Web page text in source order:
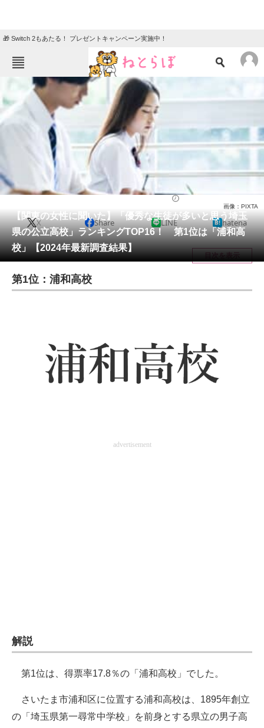
🎁 Switch 2もあたる！ プレゼントキャンペーン実施中！
ねとらぼメニュー
TOP ニュース
エンタメ クイズ
地域
教育・育児
動物 リサーチ
会員記事
メディア
注目記事を集めた総合ページ
ITの今と未来を見通す
好きが集まる 比べて選べる
エレクトロニクス専門サイト
電子設計の基本と応用
エネルギーの専門メディア
建設×テクノロジーの最前線
【関東の女性に聞いた】「優秀な生徒が多いと思う埼玉
県の公立高校」ランキングTOP16！ 第1位は「浦和高
校」【2024年最新調査結果】
画像：PIXTA
X Share LINE hatena
目次を表示
第1位：浦和高校
advertisement
解説
第1位は、得票率17.8％の「浦和高校」でした。
さいたま市浦和区に位置する浦和高校は、1895年創立
の「埼玉県第一尋常中学校」を前身とする県立の男子高